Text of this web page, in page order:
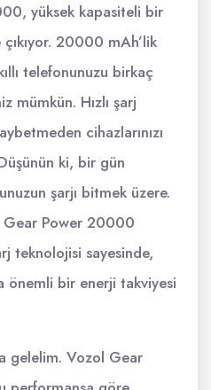
yüksek kapasiteli bir
20000 mAh’lik
telefonunuzu birkaç
mümkün. Hızlı şarj
cihazlarınızı
ki, bir gün
şarjı bitmek üzere.
Power 20000
teknolojisi sayesinde,
önemli bir enerji takviyesi
gelelim. Vozol Gear